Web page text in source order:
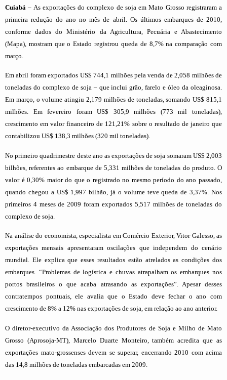
Cuiabá – As exportações do complexo de soja em Mato Grosso registraram a
primeira redução do ano no mês de abril. Os últimos embarques de 2010,
conforme dados do Ministério da Agricultura, Pecuária e Abastecimento
(Mapa), mostram que o Estado registrou queda de 8,7% na comparação com
março.
Em abril foram exportados US$ 744,1 milhões pela venda de 2,058 milhões de
toneladas do complexo de soja – que inclui grão, farelo e óleo da oleaginosa.
Em março, o volume atingiu 2,179 milhões de toneladas, somando US$ 815,1
milhões. Em fevereiro foram US$ 305,9 milhões (773 mil toneladas),
crescimento em valor financeiro de 121,21% sobre o resultado de janeiro que
contabilizou US$ 138,3 milhões (320 mil toneladas).
No primeiro quadrimestre deste ano as exportações de soja somaram US$ 2,003
bilhões, referentes ao embarque de 5,331 milhões de toneladas do produto. O
valor é 0,30% maior do que o registrado no mesmo período do ano passado,
quando chegou a US$ 1,997 bilhão, já o volume teve queda de 3,37%. Nos
primeiros 4 meses de 2009 foram exportados 5,517 milhões de toneladas do
complexo de soja.
Na análise do economista, especialista em Comércio Exterior, Vitor Galesso, as
exportações mensais apresentaram oscilações que independem do cenário
mundial. Ele explica que esses resultados estão atrelados as condições dos
embarques. “Problemas de logística e chuvas atrapalham os embarques nos
portos brasileiros o que acaba atrasando as exportações”. Apesar desses
contratempos pontuais, ele avalia que o Estado deve fechar o ano com
crescimento de 8% a 12% nas exportações de soja, em relação ao ano anterior.
O diretor-executivo da Associação dos Produtores de Soja e Milho de Mato
Grosso (Aprosoja-MT), Marcelo Duarte Monteiro, também acredita que as
exportações mato-grossenses devem se superar, encerrando 2010 com acima
das 14,8 milhões de toneladas embarcadas em 2009.